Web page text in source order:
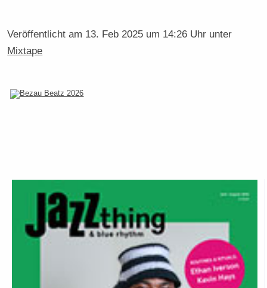
Veröffentlicht am 13. Feb 2025 um 14:26 Uhr unter
Mixtape